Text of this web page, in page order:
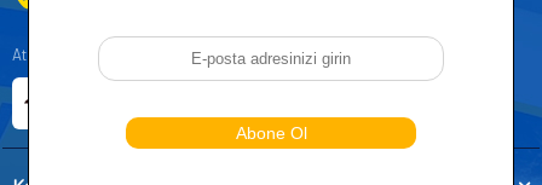
Atatürk, Kıraç Mevkii, Orhan Veli Cd. D:No:19, 34522 Esenyurt/İstanbul